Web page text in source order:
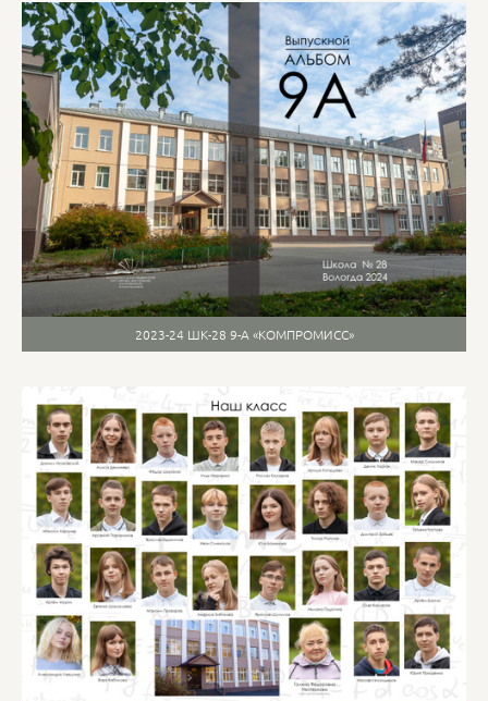
2023-24 ШК-28 9-А «КОМПРОМИСС»